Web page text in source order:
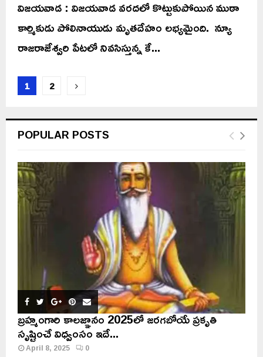
విజయవాడ : విజయవాడ వరదలో కొట్టుకుపోయిన ముఠా
కార్మికుడు పోలినాయుడు మృతదేహం లభ్యమైంది. న్యూ
రాజరాజేశ్వరి పేటలో నివసిస్తున్న కే...
Posts
1 2
POPULAR POSTS
బ్రహ్మంగారి కాలజ్ఞానం 2025లో జరగబోయే ప్రకృతి
సృష్టించే విధ్వంసం ఇదే...
April 8, 2025 0